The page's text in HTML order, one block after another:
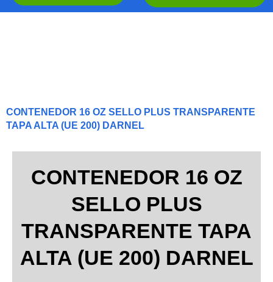
CONTENEDOR 16 OZ SELLO PLUS TRANSPARENTE
TAPA ALTA (UE 200) DARNEL
CONTENEDOR 16 OZ
SELLO PLUS
TRANSPARENTE TAPA
ALTA (UE 200) DARNEL